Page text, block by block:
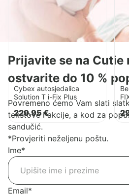
Cybex autosjedalica
Solution T i-Fix Plus
229.95 €
Prijavite se na Cutie
ostvarite do 10 %
Povremeno ćemo Vam slati
tekstove i akcije, a kod za
sandučić.
*Provjeriti neželjenu poštu.
Ime*
Email*